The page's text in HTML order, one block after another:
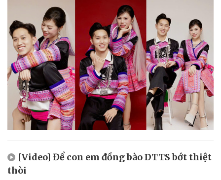
[Video] Để con em đồng bào DTTS bớt thiệt
thòi